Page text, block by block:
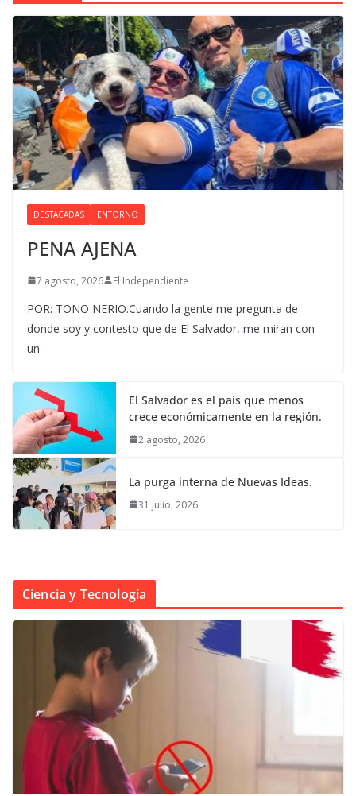
DESTACADAS ENTORNO
PENA AJENA
7 agosto, 2026 El Independiente
POR: TOÑO NERIO.Cuando la gente me pregunta de
donde soy y contesto que de El Salvador, me miran con
un
El Salvador es el país que menos
crece económicamente en la región.
2 agosto, 2026
La purga interna de Nuevas Ideas.
31 julio, 2026
Ciencia y Tecnología